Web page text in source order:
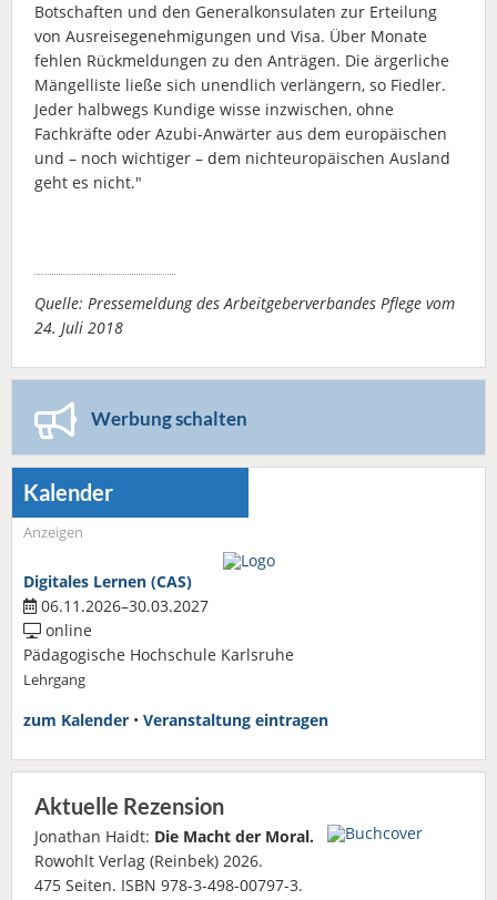
Botschaften und den Generalkonsulaten zur Erteilung
von Ausreisegenehmigungen und Visa. Über Monate
fehlen Rückmeldungen zu den Anträgen. Die ärgerliche
Mängelliste ließe sich unendlich verlängern, so Fiedler.
Jeder halbwegs Kundige wisse inzwischen, ohne
Fachkräfte oder Azubi-Anwärter aus dem europäischen
und – noch wichtiger – dem nichteuropäischen Ausland
geht es nicht."
Quelle: Pressemeldung des Arbeitgeberverbandes Pflege vom
24. Juli 2018
Werbung schalten
Kalender
Anzeigen
Digitales Lernen (CAS)
06.11.2026–30.03.2027
online
Pädagogische Hochschule Karlsruhe
Lehrgang
zum Kalender • Veranstaltung eintragen
Aktuelle Rezension
Jonathan Haidt: Die Macht der Moral.
Rowohlt Verlag (Reinbek) 2026.
475 Seiten. ISBN 978-3-498-00797-3.